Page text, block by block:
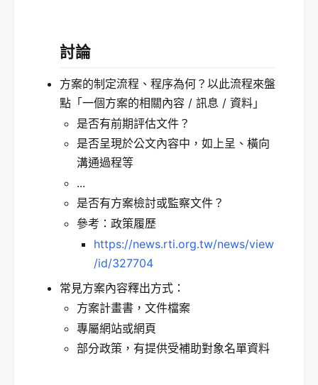
討論
方案的制定流程、程序為何？以此流程來盤
點「一個方案的相關內容 / 訊息 / 資料」
是否有前期評估文件？
是否呈現於公文內容中，如上呈、橫向
溝通過程等
...
是否有方案檢討或監察文件？
參考：政策履歷
https://news.rti.org.tw/news/view
/id/327704
常見方案內容釋出方式：
方案計畫書，文件檔案
專屬網站或網頁
部分政策，有提供受補助對象名單資料